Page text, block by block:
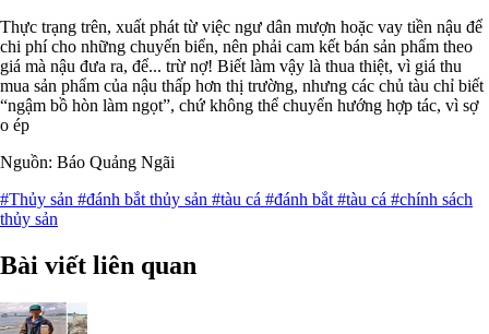
Thực trạng trên, xuất phát từ việc ngư dân mượn hoặc vay tiền nậu để
chi phí cho những chuyến biển, nên phải cam kết bán sản phẩm theo
giá mà nậu đưa ra, để... trừ nợ! Biết làm vậy là thua thiệt, vì giá thu
mua sản phẩm của nậu thấp hơn thị trường, nhưng các chủ tàu chỉ biết
“ngậm bồ hòn làm ngọt”, chứ không thể chuyển hướng hợp tác, vì sợ
o ép
Nguồn: Báo Quảng Ngãi
#Thủy sản #đánh bắt thủy sản #tàu cá #đánh bắt #tàu cá #chính sách
thủy sản
Bài viết liên quan